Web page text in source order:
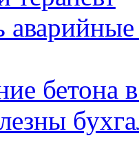
бетона